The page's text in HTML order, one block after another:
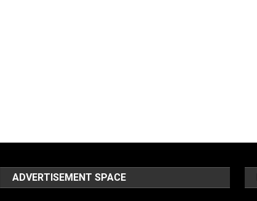
ADVERTISEMENT SPACE